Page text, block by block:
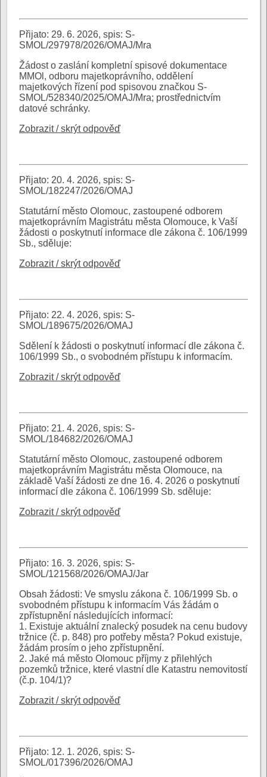
Přijato: 29. 6. 2026, spis: S-
SMOL/297978/2026/OMAJ/Mra
Žádost o zaslání kompletní spisové dokumentace
MMOl, odboru majetkoprávního, oddělení
majetkových řízení pod spisovou značkou S-
SMOL/528340/2025/OMAJ/Mra; prostřednictvím
datové schránky.
Zobrazit / skrýt odpověď
Přijato: 20. 4. 2026, spis: S-
SMOL/182247/2026/OMAJ
Statutární město Olomouc, zastoupené odborem
majetkoprávním Magistrátu města Olomouce, k Vaší
žádosti o poskytnutí informace dle zákona č. 106/1999
Sb., sděluje:
Zobrazit / skrýt odpověď
Přijato: 22. 4. 2026, spis: S-
SMOL/189675/2026/OMAJ
Sdělení k žádosti o poskytnutí informací dle zákona č.
106/1999 Sb., o svobodném přístupu k informacím.
Zobrazit / skrýt odpověď
Přijato: 21. 4. 2026, spis: S-
SMOL/184682/2026/OMAJ
Statutární město Olomouc, zastoupené odborem
majetkoprávním Magistrátu města Olomouce, na
základě Vaší žádosti ze dne 16. 4. 2026 o poskytnutí
informací dle zákona č. 106/1999 Sb. sděluje:
Zobrazit / skrýt odpověď
Přijato: 16. 3. 2026, spis: S-
SMOL/121568/2026/OMAJ/Jar
Obsah žádosti: Ve smyslu zákona č. 106/1999 Sb. o
svobodném přístupu k informacím Vás žádám o
zpřístupnění následujících informací:
1. Existuje aktuální znalecký posudek na cenu budovy
tržnice (č. p. 848) pro potřeby města? Pokud existuje,
žádám prosím o jeho zpřístupnění.
2. Jaké má město Olomouc příjmy z přilehlých
pozemků tržnice, které vlastní dle Katastru nemovitostí
(č.p. 104/1)?
Zobrazit / skrýt odpověď
Přijato: 12. 1. 2026, spis: S-
SMOL/017396/2026/OMAJ